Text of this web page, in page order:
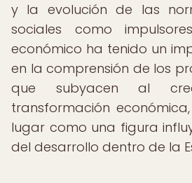
y la evolución de las
sociales como
económico ha tenido un
en la comprensión de los
que subyacen al
transformación
lugar como una figura
del desarrollo dentro de la